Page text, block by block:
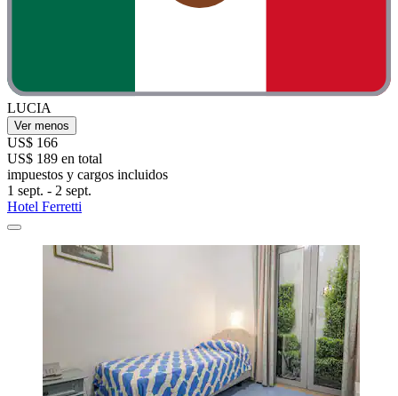
LUCIA
Ver menos
US$ 166
US$ 189 en total
impuestos y cargos incluidos
1 sept. - 2 sept.
Hotel Ferretti